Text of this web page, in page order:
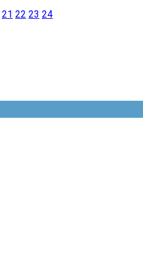
21 22 23 24